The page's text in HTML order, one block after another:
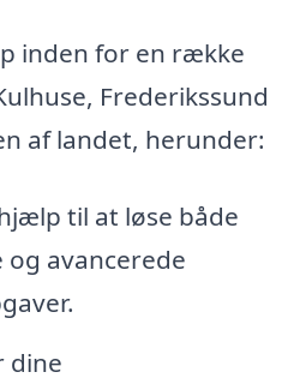
inden for en række
Frederikssund
af landet, herunder:
til at løse både
avancerede
dine